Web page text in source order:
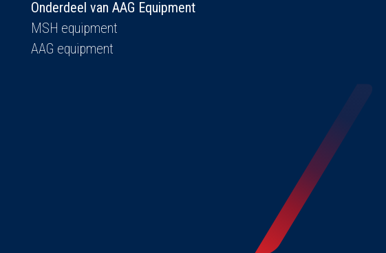
Onderdeel van AAG Equipment
MSH equipment
AAG equipment